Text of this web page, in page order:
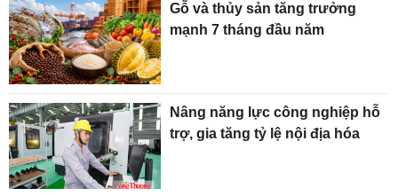
Gỗ và thủy sản tăng trưởng
mạnh 7 tháng đầu năm
Nâng năng lực công nghiệp hỗ
trợ, gia tăng tỷ lệ nội địa hóa